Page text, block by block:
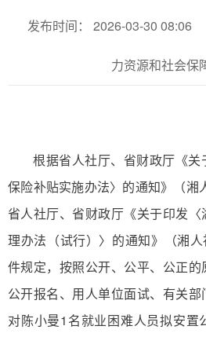
发布时间： 2026-03-30 08:06
力资源和社会保
根据省人社厅、省财政厅《
保险补贴实施办法〉的通知》（湘
省人社厅、省财政厅《关于印发
理办法（试行）〉的通知》（湘
件规定，按照公开、公平、公正的
公开报名、用人单位面试、有关
对陈小曼1名就业困难人员拟安置